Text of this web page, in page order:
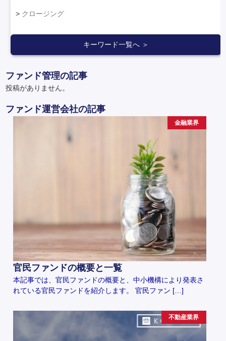
クロージング
キーワード一覧へ ＞
ファンド管理の記事
投稿がありません。
ファンド運営会社の記事
金融業界
官民ファンドの概要と一覧
本記事では、官民ファンドの概要と、中小機構により発表さ
れている官民ファンドを紹介します。 官民ファン […]
不動産業界